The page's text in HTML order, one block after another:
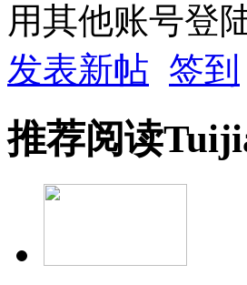
用其他账号登
发表新帖 签到
推荐阅读